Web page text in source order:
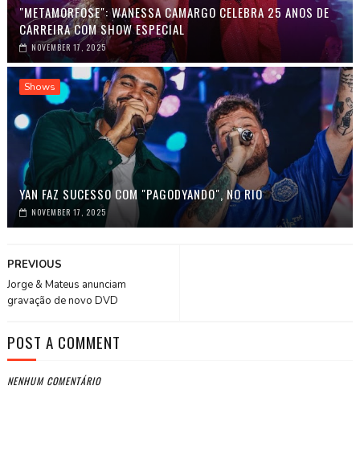
"METAMORFOSE": WANESSA CAMARGO CELEBRA 25 ANOS DE
CARREIRA COM SHOW ESPECIAL
NOVEMBER 17, 2025
Shows
YAN FAZ SUCESSO COM "PAGODYANDO", NO RIO
NOVEMBER 17, 2025
PREVIOUS
Jorge & Mateus anunciam
gravação de novo DVD
POST A COMMENT
NENHUM COMENTÁRIO